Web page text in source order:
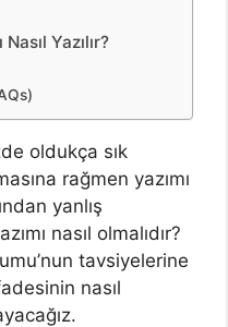
Yazılır?
oldukça sık
rağmen yazımı
yanlış
nasıl olmalıdır?
tavsiyelerine
nasıl